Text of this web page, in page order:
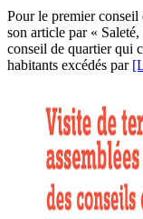
Pour le premier
son article par «
conseil de quartier qui
habitants excédés par